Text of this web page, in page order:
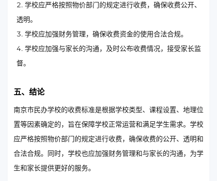
学校应严格按照物价部门的规定进行收费，确保收费公开、
透明。
学校应加强财务管理，确保收费资金的使用合法合规。
学校应加强与家长的沟通，及时公布收费情况，接受家长监
督。
五、结论
南京市民办学校的收费标准是根据学校类型、课程设置、地理位
置等因素确定的，旨在保障学校正常运营和满足学生需求。学校
应严格按照物价部门的规定进行收费，确保收费的公开、透明和
合法合规。同时，学校也应加强财务管理和与家长的沟通，为学
生和家长提供更好的服务。